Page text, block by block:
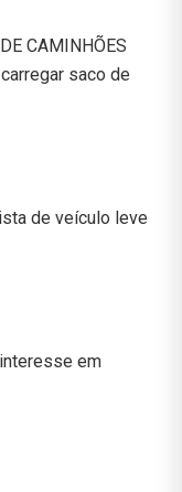
CAMINHÕES
saco de
de veículo leve
em